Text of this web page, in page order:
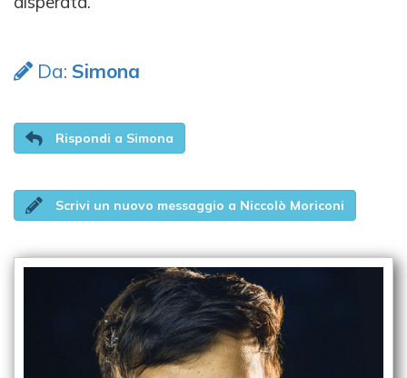
Da: Simona
Rispondi a Simona
Scrivi un nuovo messaggio a Niccolò Moriconi